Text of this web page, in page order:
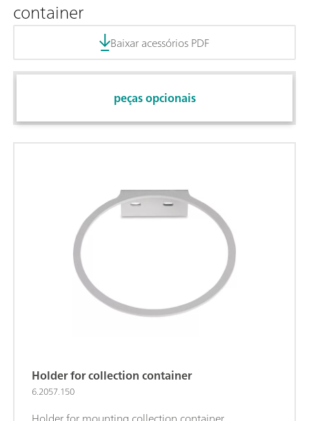
container
Baixar acessórios PDF
peças opcionais
Holder for collection container
6.2057.150